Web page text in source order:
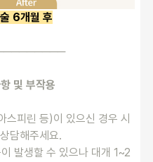
6개월 후
및 부작용
피린 등)이 있으신 경우 시
담해주세요.
발생할 수 있으나 대개 1~2